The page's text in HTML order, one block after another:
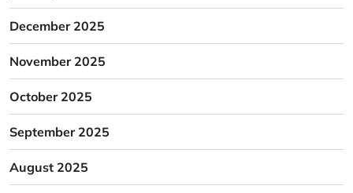
December 2025
November 2025
October 2025
September 2025
August 2025